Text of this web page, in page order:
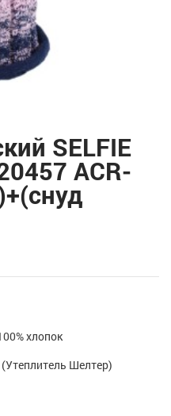
SELFIE
ACR-
хлопок
(Утеплитель Шелтер)